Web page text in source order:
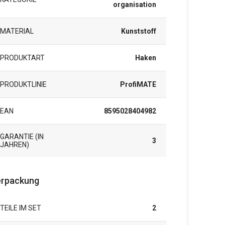
organisation
MATERIAL Kunststoff
PRODUKTART Haken
PRODUKTLINIE ProfiMATE
EAN 8595028404982
GARANTIE (IN
JAHREN)
3
TEILE IM SET 2